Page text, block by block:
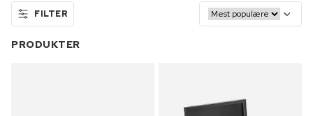
FILTER
PRODUKTER